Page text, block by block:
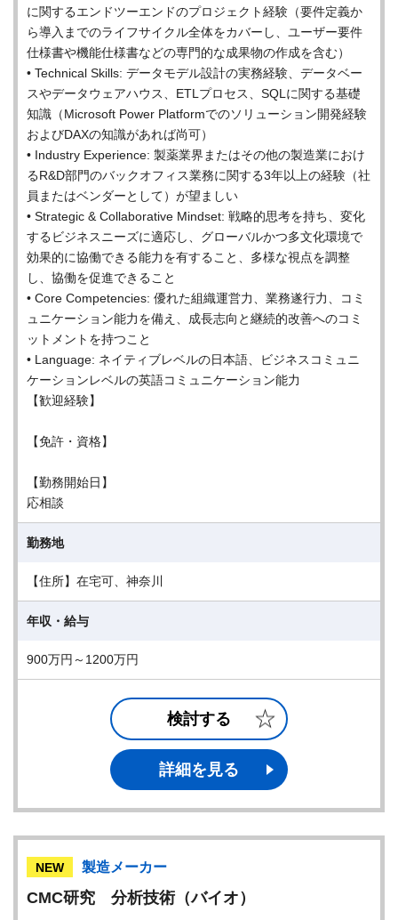
に関するエンドツーエンドのプロジェクト経験（要件定義か
ら導入までのライフサイクル全体をカバーし、ユーザー要件
仕様書や機能仕様書などの専門的な成果物の作成を含む）
• Technical Skills: データモデル設計の実務経験、データベー
スやデータウェアハウス、ETLプロセス、SQLに関する基礎
知識（Microsoft Power Platformでのソリューション開発経験
およびDAXの知識があれば尚可）
• Industry Experience: 製薬業界またはその他の製造業におけ
るR&D部門のバックオフィス業務に関する3年以上の経験（社
員またはベンダーとして）が望ましい
• Strategic & Collaborative Mindset: 戦略的思考を持ち、変化
するビジネスニーズに適応し、グローバルかつ多文化環境で
効果的に協働できる能力を有すること、多様な視点を調整
し、協働を促進できること
• Core Competencies: 優れた組織運営力、業務遂行力、コミ
ュニケーション能力を備え、成長志向と継続的改善へのコミ
ットメントを持つこと
• Language: ネイティブレベルの日本語、ビジネスコミュニ
ケーションレベルの英語コミュニケーション能力
【歓迎経験】
【免許・資格】
【勤務開始日】
応相談
勤務地
【住所】在宅可、神奈川
年収・給与
900万円～1200万円
検討する
詳細を見る
NEW 製造メーカー
CMC研究 分析技術（バイオ）